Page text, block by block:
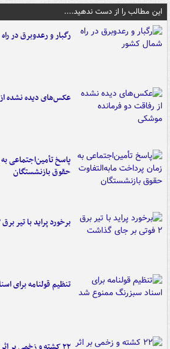
این مطالب را از دست ندهید....
رگبار و رعدوبرق در
عکس‌های دیده نشده
پاسخ تأمین‌اجتماعی
حقوق بازنشستگان
برخورد پراید با تیر برق ۲ فوتی بر جای گذاشت
تنظیم قولنامه برای